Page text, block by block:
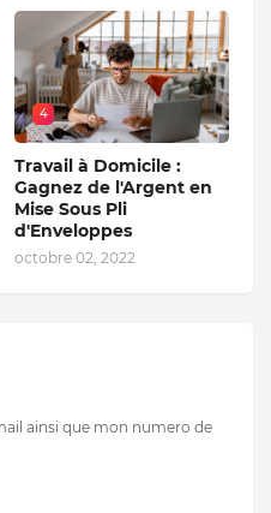
4
Travail à Domicile :
Gagnez de l'Argent en
Mise Sous Pli
d'Enveloppes
octobre 02, 2022
ainsi que mon numero de